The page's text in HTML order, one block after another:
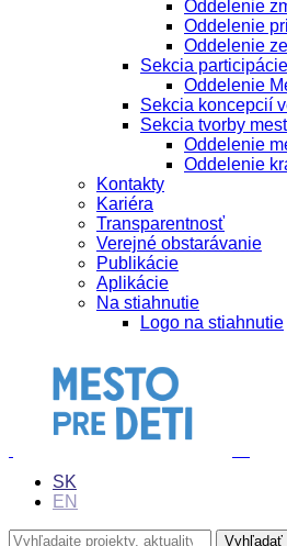
Oddelenie
Oddelenie
Oddelenie
Sekcia
Oddelenie
Sekcia koncepcií
Sekcia tvorby
Oddelenie
Oddelenie
Kontakty
Kariéra
Transparentnosť
Verejné obstarávanie
Publikácie
Aplikácie
Na stiahnutie
Logo na stiahnutie
SK
EN